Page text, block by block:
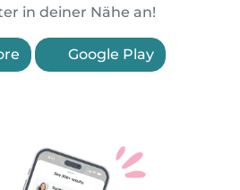
in deiner Nähe an!
Google Play